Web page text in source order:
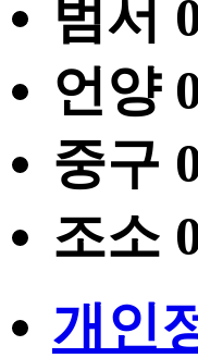
범서
언양
중구
조소
개인